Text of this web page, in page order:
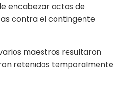
encabezar actos de
contra el contingente
maestros resultaron
retenidos temporalmente